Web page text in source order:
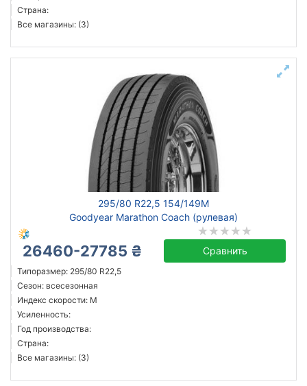
Страна:
Все магазины: (3)
295/80 R22,5 154/149M
Goodyear Marathon Coach (рулевая)
26460-27785 ₴ Сравнить
Типоразмер: 295/80 R22,5
Сезон: всесезонная
Индекс скорости: M
Усиленность:
Год производства:
Страна:
Все магазины: (3)